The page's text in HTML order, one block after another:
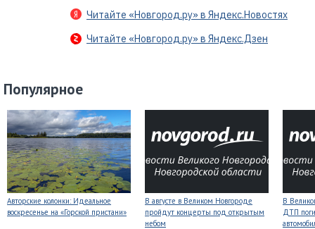
Читайте «Новгород.ру» в Яндекс.Новостях
Читайте «Новгород.ру» в Яндекс.Дзен
Популярное
Авторские колонки: Идеальное
воскресенье на «Горской пристани»
В августе в Великом Новгороде
пройдут концерты под открытым
небом
В
ДТП